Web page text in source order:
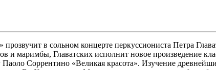
в сольном концерте перкуссиониста Петра
и маримбы, Главатских исполнит новое произведение
Паоло Соррентино «Великая красота». Изучение